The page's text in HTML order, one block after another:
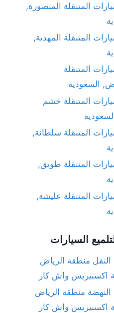
المتنقلة المنصورة,
المتنقلة المهدية,
المتنقلة
السعودية
المتنقلة خشم
المتنقلة سلطانة,
المتنقلة طويق,
المتنقلة عليشة,
السيارات
النفل منطقة الرياض
النهضة منطقة الرياض